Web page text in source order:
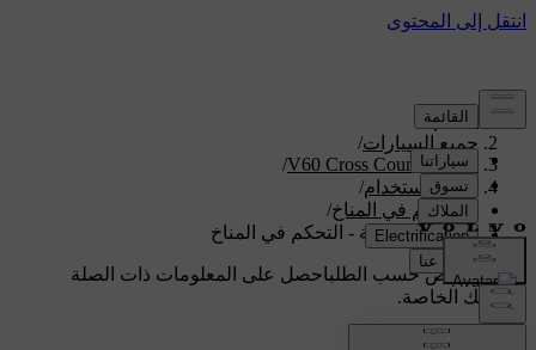
الدعم/
جميع السيارات/
V60 Cross Country 2018
/
دليل الاستخدام/
التحكم في المناخ/
إعدادات القائمة - التحكم في المناخ
دعم مخصص حسب الطلباحصل على المعلومات ذات الصلة
بسيارتك الخاصة.
تسجيل الدخول